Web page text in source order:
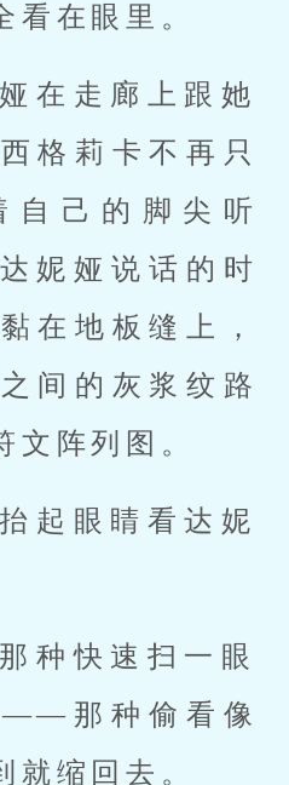
看在眼里。
格莉卡不再只
自己的脚尖听
妮娅说话的时
在地板缝上，
间的灰浆纹路
文阵列图。
——那种偷看像
就缩回去。